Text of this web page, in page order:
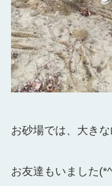
お砂場では、大き
お友達もいました